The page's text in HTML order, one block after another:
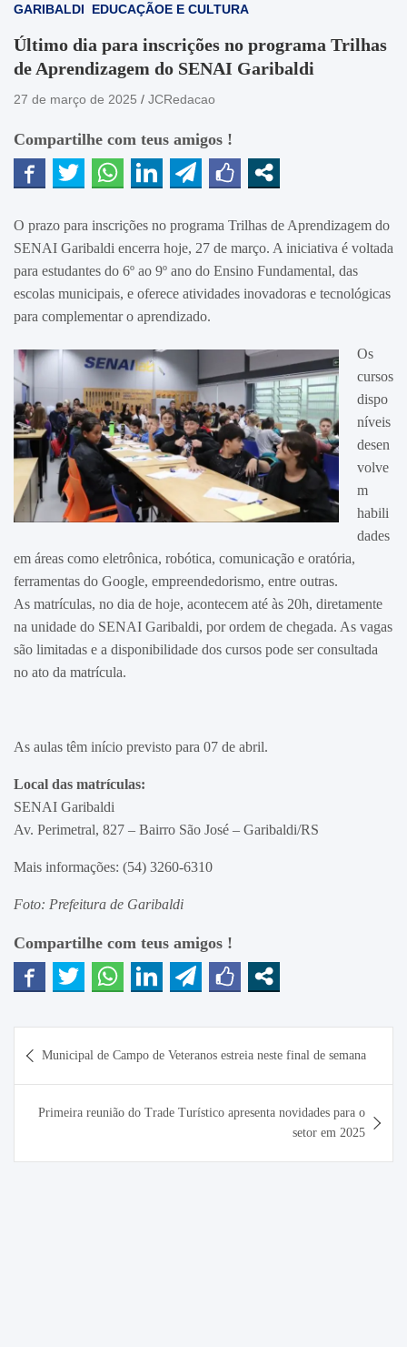
GARIBALDI EDUCAÇÃOE E CULTURA
Último dia para inscrições no programa Trilhas
de Aprendizagem do SENAI Garibaldi
27 de março de 2025 JCRedacao
Compartilhe com teus amigos !
O prazo para inscrições no programa Trilhas de Aprendizagem do
SENAI Garibaldi encerra hoje, 27 de março. A iniciativa é voltada
para estudantes do 6º ao 9º ano do Ensino Fundamental, das
escolas municipais, e oferece atividades inovadoras e tecnológicas
para complementar o aprendizado.
Os
cursos
dispo
níveis
desen
volve
m
habili
dades
em áreas como eletrônica, robótica, comunicação e oratória,
ferramentas do Google, empreendedorismo, entre outras.
As matrículas, no dia de hoje, acontecem até às 20h, diretamente
na unidade do SENAI Garibaldi, por ordem de chegada. As vagas
são limitadas e a disponibilidade dos cursos pode ser consultada
no ato da matrícula.
As aulas têm início previsto para 07 de abril.
Local das matrículas:
SENAI Garibaldi
Av. Perimetral, 827 – Bairro São José – Garibaldi/RS
Mais informações: (54) 3260-6310
Foto: Prefeitura de Garibaldi
Compartilhe com teus amigos !
de
Municipal de Campo de Veteranos estreia neste final de semana
Primeira reunião do Trade Turístico apresenta novidades para o
setor em 2025